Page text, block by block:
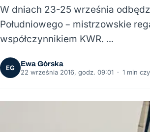
W dniach 23-25 września
Południowego – mistrzowskie
współczynnikiem KWR. …
EG
Ewa Górska
22 września 2016, godz. 09:01 · 1 min